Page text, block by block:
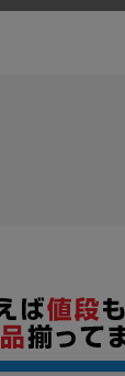
検索」となります。